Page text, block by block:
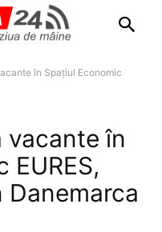
în Spațiul Economic
vacante în
EURES,
Danemarca